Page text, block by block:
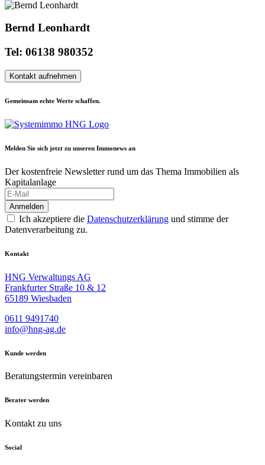
Bernd Leonhardt
Tel: 06138 980352
Kontakt aufnehmen
Gemeinsam echte Werte schaffen.
Melden Sie sich jetzt zu unseren Immonews an
Der kostenfreie Newsletter rund um das Thema Immobilien als
Kapitalanlage
Anmelden
Ich akzeptiere die Datenschutzerklärung und stimme der
Datenverarbeitung zu.
Kontakt
HNG Verwaltungs AG
Frankfurter Straße 10 & 12
65189 Wiesbaden
0611 9491740
info@hng-ag.de
Kunde werden
Beratungstermin vereinbaren
Berater werden
Kontakt zu uns
Social